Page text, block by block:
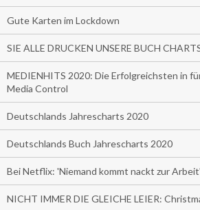
Gute Karten im Lockdown
SIE ALLE DRUCKEN UNSERE BUCH
MEDIENHITS 2020: Die Erfolgreichsten in
Media Control
Deutschlands Jahrescharts 2020
Deutschlands Buch Jahrescharts 2020
Bei Netflix: 'Niemand kommt nackt zur Arbeit'
NICHT IMMER DIE GLEICHE LEIER: